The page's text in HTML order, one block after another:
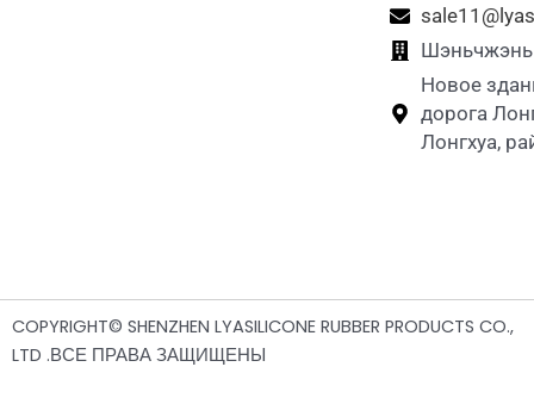
Шэньчжэнь
Новое
дорога
Лонгхуа,
COPYRIGHT© SHENZHEN LYASILICONE RUBBER PRODUCTS CO.,
LTD .ВСЕ ПРАВА ЗАЩИЩЕНЫ